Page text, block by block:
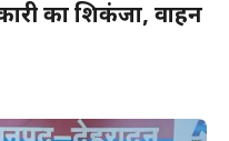
का शिकंजा, वाहन